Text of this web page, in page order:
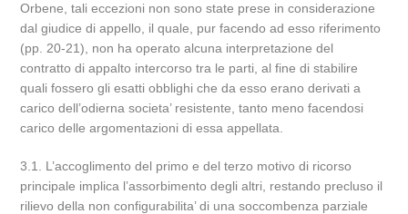
Orbene, tali eccezioni non sono state prese in considerazione
dal giudice di appello, il quale, pur facendo ad esso riferimento
(pp. 20-21), non ha operato alcuna interpretazione del
contratto di appalto intercorso tra le parti, al fine di stabilire
quali fossero gli esatti obblighi che da esso erano derivati a
carico dell’odierna societa’ resistente, tanto meno facendosi
carico delle argomentazioni di essa appellata.
3.1. L’accoglimento del primo e del terzo motivo di ricorso
principale implica l’assorbimento degli altri, restando precluso il
rilievo della non configurabilita’ di una soccombenza parziale